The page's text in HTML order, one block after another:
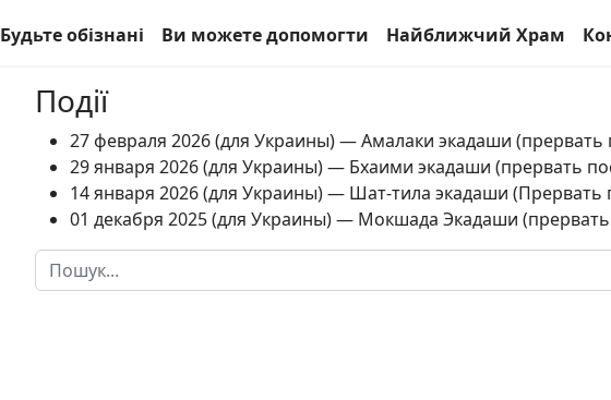
Будьте обізнані Ви можете допомогти Найближчий Храм
Події
27 февраля 2026 (для Украины) — Амалаки экадаши (прервать
29 января 2026 (для Украины) — Бхаими экадаши (прервать
14 января 2026 (для Украины) — Шат-тила экадаши (Прервать
01 декабря 2025 (для Украины) — Мокшада Экадаши (прервать
Пошук